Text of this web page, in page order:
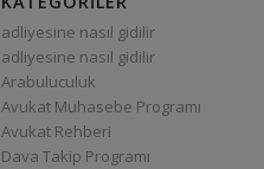
adliyesine nasıl gidilir
adliyesine nasıl gidilir
Arabuluculuk
Avukat Muhasebe Programı
Avukat Rehberi
Dava Takip Programı